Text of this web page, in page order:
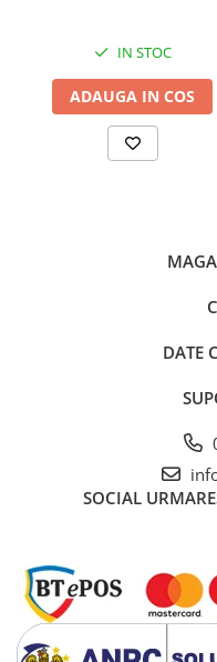
Arzatoare si Butelii
Vase si Tacamuri
IN STOC
ADAUGA IN COS
DATE
SOCIAL